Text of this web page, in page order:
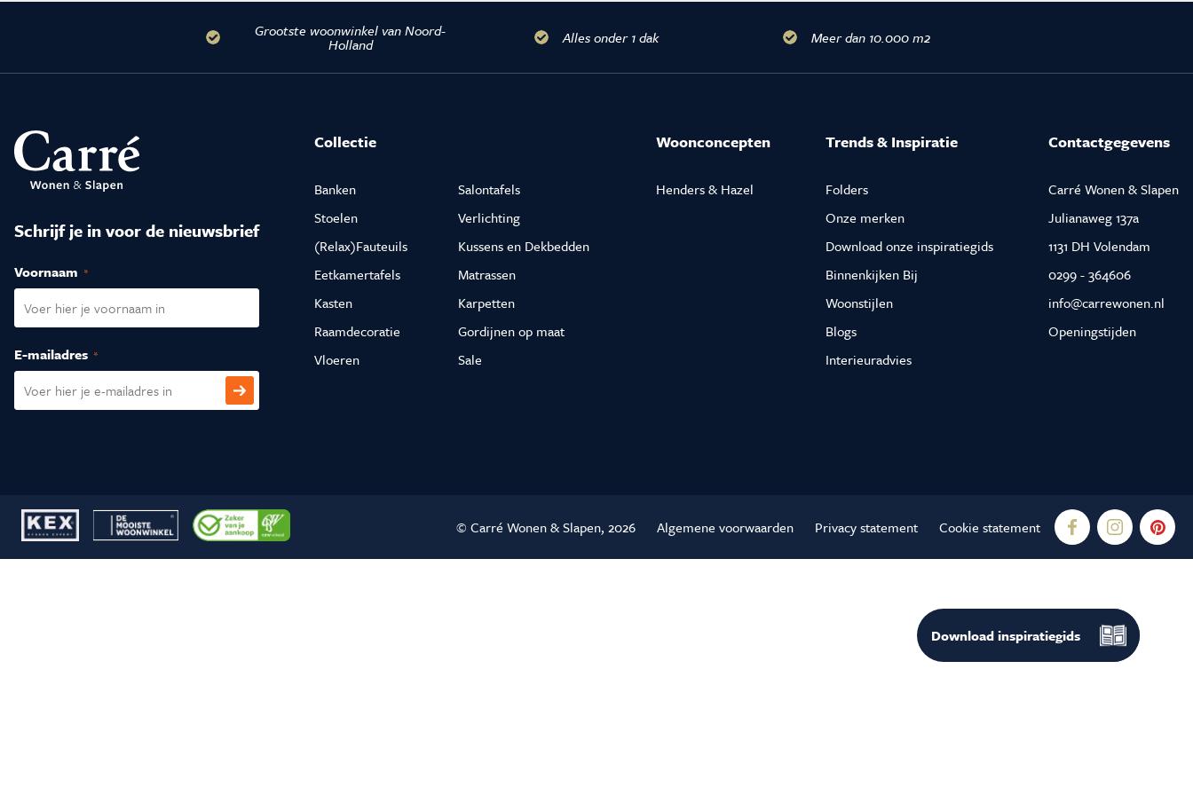
Vloeren
Download
inspiratiegids
Grootste woonwinkel van Noord-
Holland Alles onder 1 dak Meer dan 10.000 m2
Schrijf je in voor de nieuwsbrief
Voornaam (Vereist)
E-mailadres (Vereist)
Collectie
Banken
Stoelen
(Relax)Fauteuils
Eetkamertafels
Kasten
Raamdecoratie
Vloeren
Salontafels
Verlichting
Kussens en Dekbedden
Matrassen
Karpetten
Gordijnen op maat
Sale
Woonconcepten
Henders & Hazel
Trends & Inspiratie
Folders
Onze merken
Download onze inspiratiegids
Binnenkijken Bij
Woonstijlen
Blogs
Interieuradvies
Contactgegevens
Carré Wonen & Slapen
Julianaweg 137a
1131 DH Volendam
0299 - 364606
info@carrewonen.nl
Openingstijden
Algemene voorwaarden Privacy statement Cookie statement
© Carré Wonen & Slapen, 2026